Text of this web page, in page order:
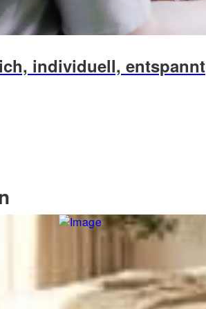
individuell, entspannt
Breite ca. 180 cm
1.299,00 €